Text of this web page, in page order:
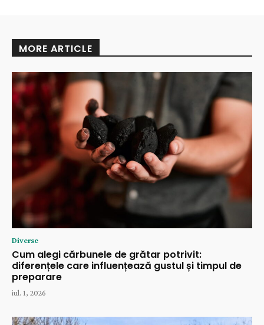
MORE ARTICLE
Diverse
Cum alegi cărbunele de grătar potrivit:
diferențele care influențează gustul și timpul de
preparare
iul. 1, 2026